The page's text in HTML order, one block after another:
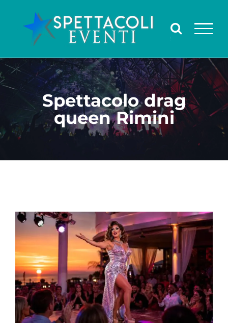
contenuto
Spettacolo drag
queen Rimini
Ingrandisci
immagine